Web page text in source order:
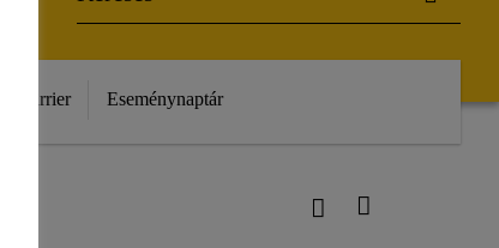
Karrier Eseménynaptár